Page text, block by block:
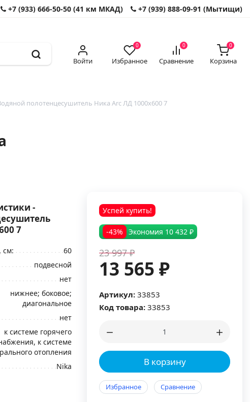
+7 (933) 666-50-50 (41 км МКАД) +7 (939) 888-09-91 (Мытищи)
Войти
0
Избранное
0
Сравнение
0
Корзина
полотенцесушитель Ника Arc ЛД 1000x600 7
Успей купить!
-43% Экономия 10 432 ₽
23 997 ₽
13 565 ₽
Артикул: 33853
Код товара: 33853
В корзину
Избранное Сравнение
-
7
см:
60
подвесной
нет
нижнее; боковое;
диагональное
нет
к системе горячего
к системе
отопления
Nika